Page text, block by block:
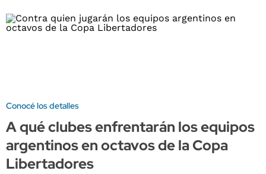
Conocé los detalles
A qué clubes enfrentarán los equipos
argentinos en octavos de la Copa
Libertadores